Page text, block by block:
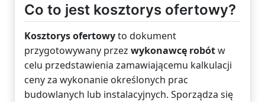
Co to jest kosztorys ofertowy?
Kosztorys ofertowyto dokument
przygotowywany przez wykonawcę robótw
celu przedstawienia zamawiającemu kalkulacji
ceny za wykonanie określonych prac
budowlanych lub instalacyjnych. Sporządza się